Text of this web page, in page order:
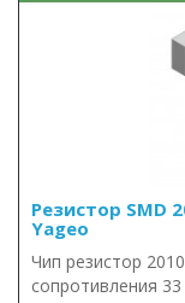
Резистор SMD
Yageo
Чип резистор
сопротивления 33